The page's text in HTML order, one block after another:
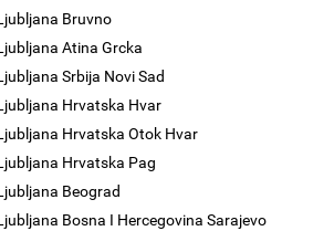
Bruvno
Atina Grcka
Srbija Novi Sad
Hrvatska Hvar
Hrvatska Otok Hvar
Hrvatska Pag
Beograd
Bosna I Hercegovina Sarajevo